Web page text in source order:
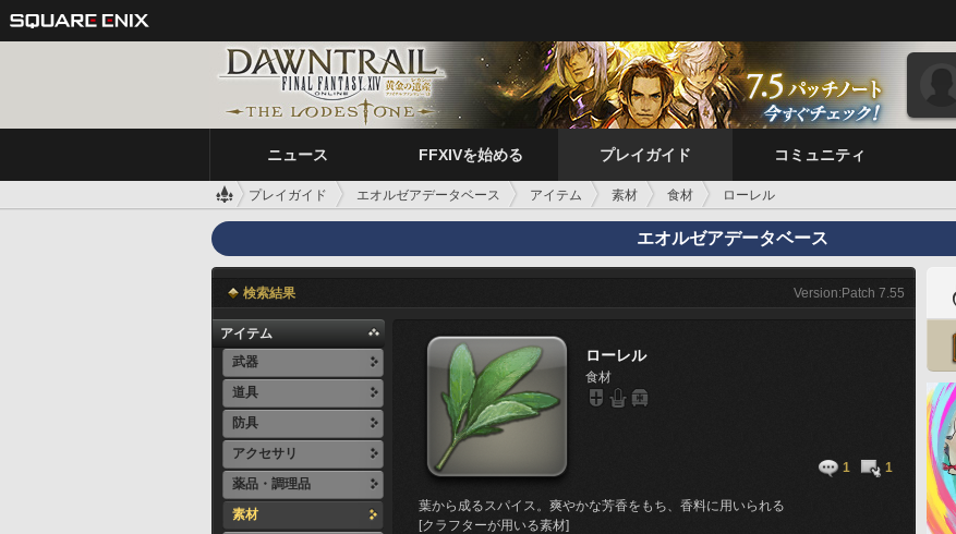
ニュース FFXIVを始める プレイガイド コミュニティ
プレイガイド エオルゼアデータベース アイテム 素材 食材 ローレル
エオルゼアデータベース
検索結果 Version:Patch 7.55
アイテム
武器
道具
防具
アクセサリ
薬品・調理品
素材
ローレル
食材
1 1
葉から成るスパイス。爽やかな芳香をもち、香料に用いられる
[クラフターが用いる素材]